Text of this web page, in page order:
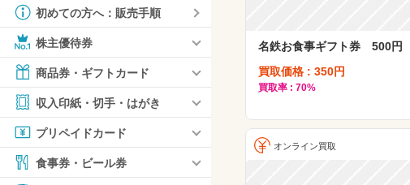
初めての方へ：販売手順
株主優待券
商品券・ギフトカード
収入印紙・切手・はがき
プリペイドカード
食事券・ビール券
名鉄お食事ギフト券 500円
買取価格 : 350円
買取率 : 70%
オンライン買取